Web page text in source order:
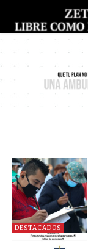
DESTACADOS